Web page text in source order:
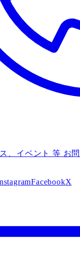
、イベント 等 お
FacebookX